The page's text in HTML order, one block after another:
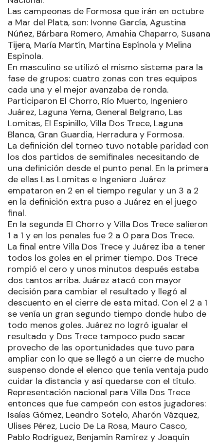
Las campeonas de Formosa que irán en octubre
a Mar del Plata, son: Ivonne García, Agustina
Núñez, Bárbara Romero, Amahia Chaparro, Susana
Tijera, María Martín, Martina Espínola y Melina
Espínola.
En masculino se utilizó el mismo sistema para la
fase de grupos: cuatro zonas con tres equipos
cada una y el mejor avanzaba de ronda.
Participaron El Chorro, Río Muerto, Ingeniero
Juárez, Laguna Yema, General Belgrano, Las
Lomitas, El Espinillo, Villa Dos Trece, Laguna
Blanca, Gran Guardia, Herradura y Formosa.
La definición del torneo tuvo notable paridad con
los dos partidos de semifinales necesitando de
una definición desde el punto penal. En la primera
de ellas Las Lomitas e Ingeniero Juárez
empataron en 2 en el tiempo regular y un 3 a 2
en la definición extra puso a Juárez en el juego
final.
En la segunda El Chorro y Villa Dos Trece salieron
1 a 1 y en los penales fue 2 a 0 para Dos Trece.
La final entre Villa Dos Trece y Juárez iba a tener
todos los goles en el primer tiempo. Dos Trece
rompió el cero y unos minutos después estaba
dos tantos arriba. Juárez atacó con mayor
decisión para cambiar el resultado y llegó al
descuento en el cierre de esta mitad. Con el 2 a 1
se venía un gran segundo tiempo donde hubo de
todo menos goles. Juárez no logró igualar el
resultado y Dos Trece tampoco pudo sacar
provecho de las oportunidades que tuvo para
ampliar con lo que se llegó a un cierre de mucho
suspenso donde el elenco que tenía ventaja pudo
cuidar la distancia y así quedarse con el título.
Representación nacional para Villa Dos Trece
entonces que fue campeón con estos jugadores:
Isaías Gómez, Leandro Sotelo, Aharón Vázquez,
Ulises Pérez, Lucio De La Rosa, Mauro Casco,
Pablo Rodríguez, Benjamín Ramírez y Joaquín